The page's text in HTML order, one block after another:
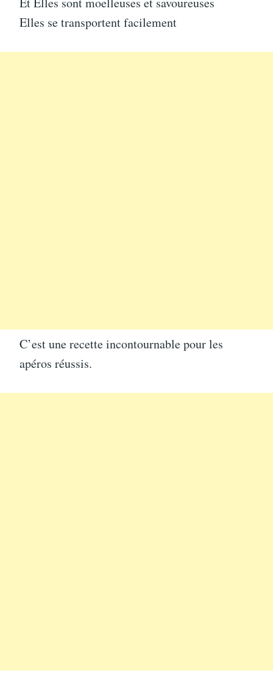
Elles se transportent facilement
C’est une recette incontournable pour les
apéros réussis.